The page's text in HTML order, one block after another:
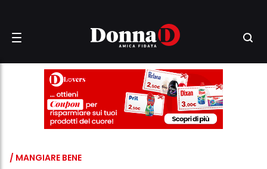
/ MANGIARE BENE